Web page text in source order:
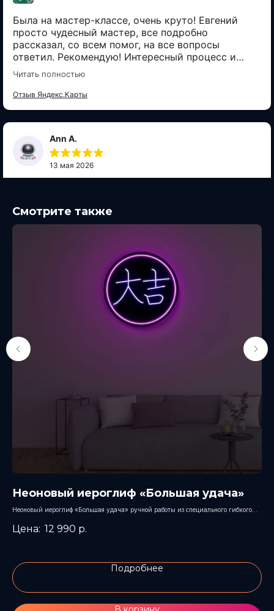
Смотрите также
Неоновый иероглиф «Большая удача»
Неоновый иероглиф «Большая удача» ручной работы из специального гибкого
12 990 р.
Подробнее